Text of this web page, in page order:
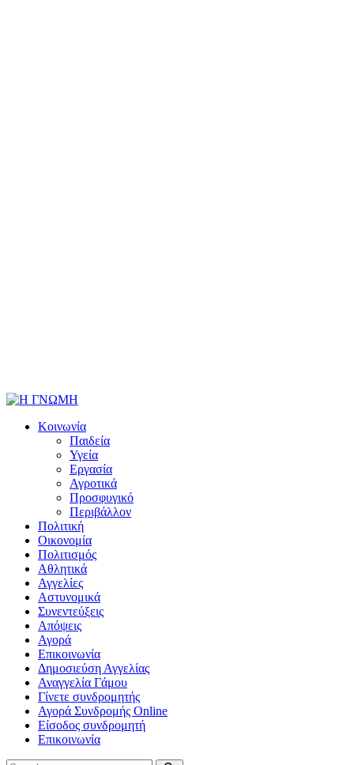
Κοινωνία
Παιδεία
Υγεία
Εργασία
Αγροτικά
Προσφυγικό
Περιβάλλον
Πολιτική
Οικονομία
Πολιτισμός
Αθλητικά
Αγγελίες
Αστυνομικά
Συνεντεύξεις
Απόψεις
Αγορά
Επικοινωνία
Δημοσιεύση Αγγελίας
Αναγγελία Γάμου
Γίνετε συνδρομητής
Αγορά Συνδρομής Online
Είσοδος συνδρομητή
Επικοινωνία